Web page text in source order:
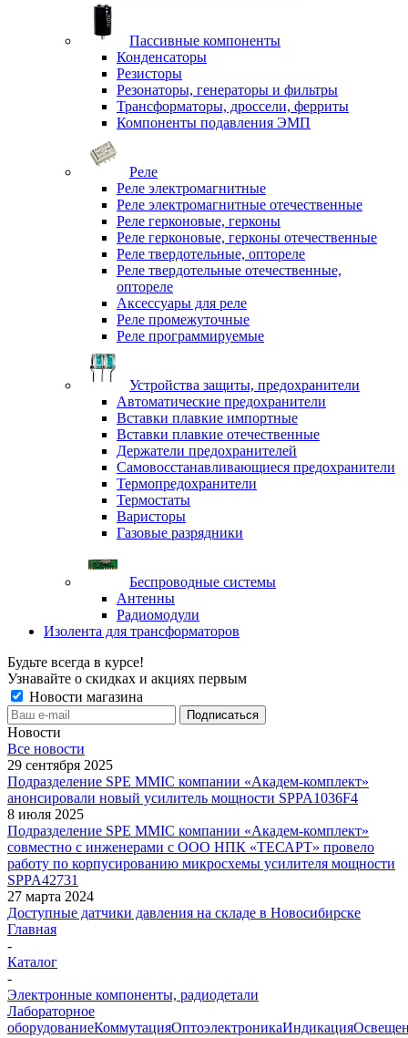
Пассивные компоненты
Конденсаторы
Резисторы
Резонаторы, генераторы и фильтры
Трансформаторы, дроссели, ферриты
Компоненты подавления ЭМП
Реле
Реле электромагнитные
Реле электромагнитные отечественные
Реле герконовые, герконы
Реле герконовые, герконы отечественные
Реле твердотельные, оптореле
Реле твердотельные отечественные,
оптореле
Аксессуары для реле
Реле промежуточные
Реле программируемые
Устройства защиты, предохранители
Автоматические предохранители
Вставки плавкие импортные
Вставки плавкие отечественные
Держатели предохранителей
Самовосстанавливающиеся предохранители
Термопредохранители
Термостаты
Варисторы
Газовые разрядники
Беспроводные системы
Антенны
Радиомодули
Изолента для трансформаторов
Будьте всегда в курсе!
Узнавайте о скидках и акциях первым
Новости магазина
Новости
Все новости
29 сентября 2025
Подразделение SPE MMIC компании «Академ-комплект»
анонсировали новый усилитель мощности SPPA1036F4
8 июля 2025
Подразделение SPE MMIC компании «Академ-комплект»
совместно с инженерами с ООО НПК «ТЕСАРТ» провело
работу по корпусированию микросхемы усилителя мощности
SPPA42731
27 марта 2024
Доступные датчики давления на складе в Новосибирске
Главная
-
Каталог
-
Электронные компоненты, радиодетали
Лабораторное
оборудованиеКоммутацияОптоэлектроникаИндикация